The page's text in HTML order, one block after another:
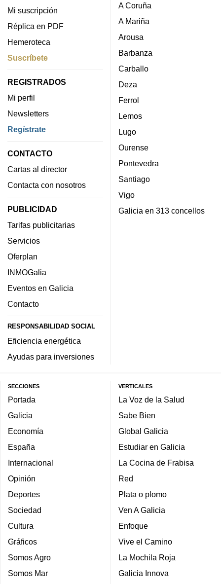
Mi suscripción
Réplica en PDF
Hemeroteca
Suscríbete
REGISTRADOS
Mi perfil
Newsletters
Regístrate
CONTACTO
Cartas al director
Contacta con nosotros
PUBLICIDAD
Tarifas publicitarias
Servicios
Oferplan
INMOGalia
Eventos en Galicia
Contacto
RESPONSABILIDAD SOCIAL
Eficiencia energética
Ayudas para inversiones
A Coruña
A Mariña
Arousa
Barbanza
Carballo
Deza
Ferrol
Lemos
Lugo
Ourense
Pontevedra
Santiago
Vigo
Galicia en 313 concellos
SECCIONES
Portada
Galicia
Economía
España
Internacional
Opinión
Deportes
Sociedad
Cultura
Gráficos
Somos Agro
Somos Mar
VERTICALES
La Voz de la Salud
Sabe Bien
Global Galicia
Estudiar en Galicia
La Cocina de Frabisa
Red
Plata o plomo
Ven A Galicia
Enfoque
Vive el Camino
La Mochila Roja
Galicia Innova